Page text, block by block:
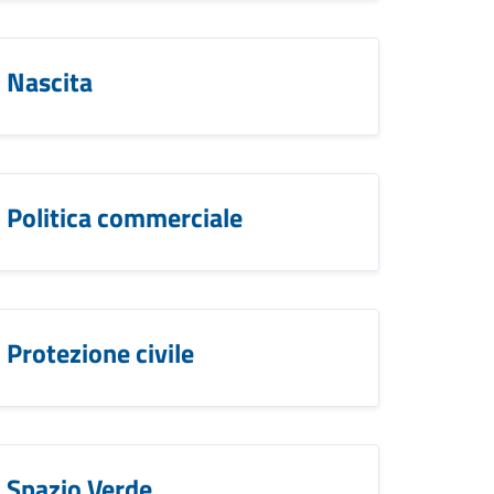
Nascita
Politica commerciale
Protezione civile